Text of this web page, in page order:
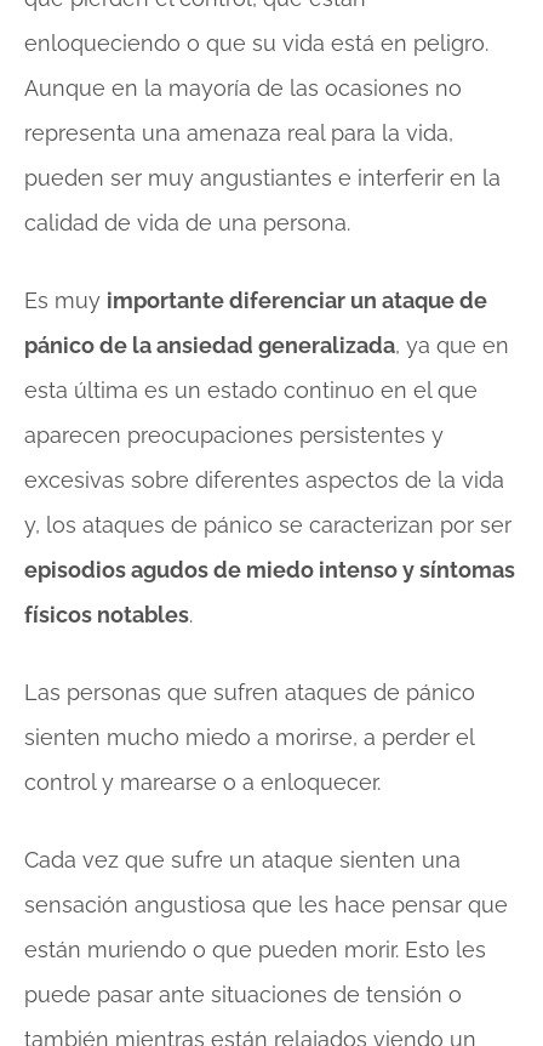
enloqueciendo o que su vida está en peligro.
Aunque en la mayoría de las ocasiones no
representa una amenaza real para la vida,
pueden ser muy angustiantes e interferir en la
calidad de vida de una persona.
Es muy importante diferenciar un ataque de
pánico de la ansiedad generalizada, ya que en
esta última es un estado continuo en el que
aparecen preocupaciones persistentes y
excesivas sobre diferentes aspectos de la vida
y, los ataques de pánico se caracterizan por ser
episodios agudos de miedo intenso y síntomas
físicos notables.
Las personas que sufren ataques de pánico
sienten mucho miedo a morirse, a perder el
control y marearse o a enloquecer.
Cada vez que sufre un ataque sienten una
sensación angustiosa que les hace pensar que
están muriendo o que pueden morir. Esto les
puede pasar ante situaciones de tensión o
también mientras están relajados viendo un